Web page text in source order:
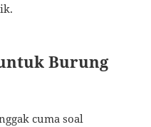
Burung
cuma soal